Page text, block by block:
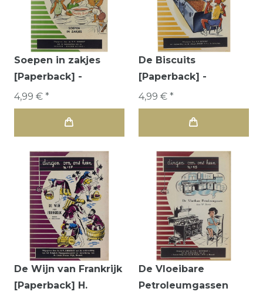
Soepen in zakjes
[Paperback] -
4,99 € *
De Biscuits
[Paperback] -
4,99 € *
De Wijn van Frankrijk
[Paperback] H.
De Vloeibare
Petroleumgassen